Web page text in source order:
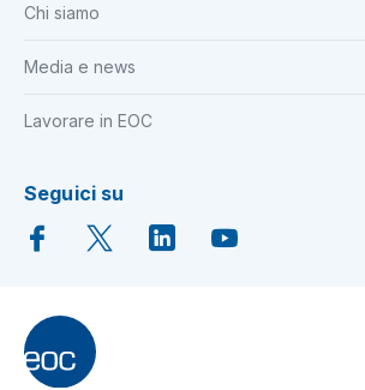
Chi siamo
Media e news
Lavorare in EOC
Seguici su